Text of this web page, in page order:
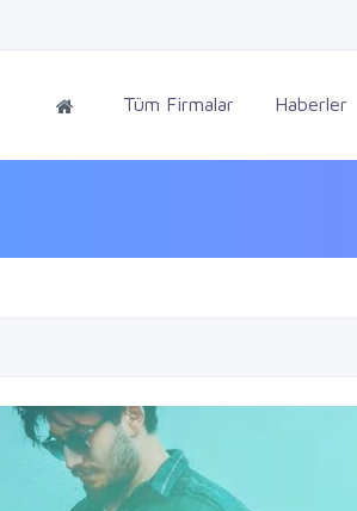
Tüm Firmalar Haberler